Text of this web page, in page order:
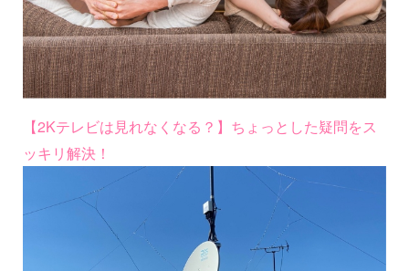
【2Kテレビは見れなくなる？】ちょっとした疑問をス
ッキリ解決！